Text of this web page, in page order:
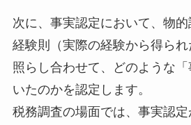
次に、事実認定において、物
経験則（実際の経験から得ら
照らし合わせて、どのような
いたのかを認定します。
税務調査の場面では、事実認定